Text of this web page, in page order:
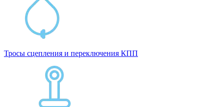
Тросы сцепления и переключения КПП